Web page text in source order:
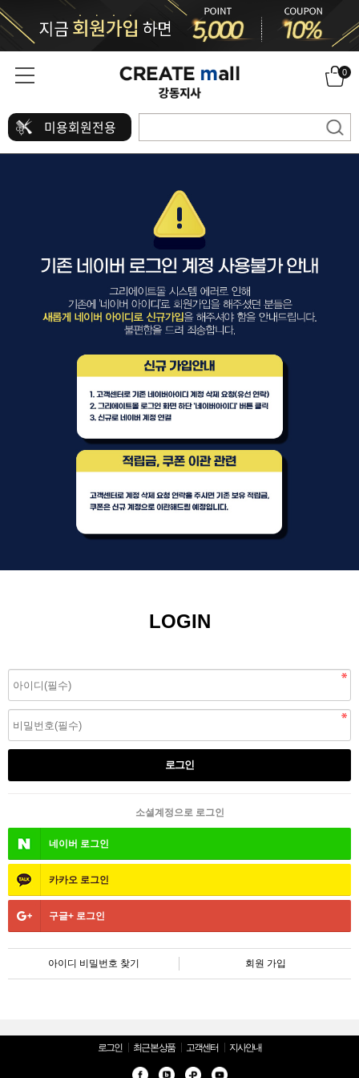
0
미용회원전용
LOGIN
소셜계정으로 로그인
네이버 로그인
카카오 로그인
구글+ 로그인
아이디 비밀번호 찾기 회원 가입
로그인 최근 본 상품 고객센터 지사안내